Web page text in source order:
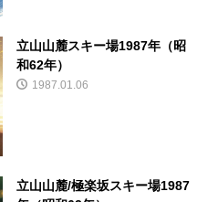
立山山麓スキー場1987年（昭
和62年）
1987.01.06
立山山麓/極楽坂スキー場1987